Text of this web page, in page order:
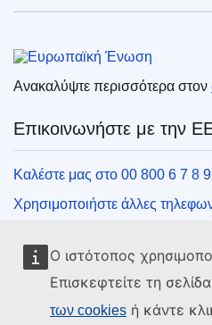
Ο ιστότοπος
Επισκεφτείτε τη
των cookies ή κάντε
Ευρωπαϊκή Ένωση
Ανακαλύψτε περισσότερα στον
Επικοινωνήστε με την
Καλέστε μας στο 00 800 6 7 8
Χρησιμοποιήστε άλλες
Συναντήστε μας σε ένα από τα
Μέσα κοινωνικής